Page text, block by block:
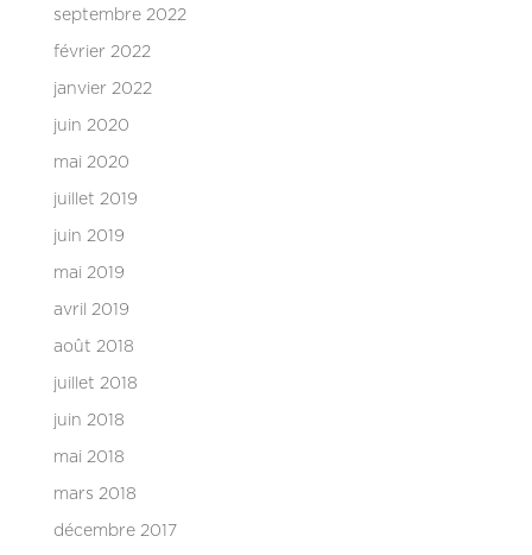
septembre 2022
février 2022
janvier 2022
juin 2020
mai 2020
juillet 2019
juin 2019
mai 2019
avril 2019
août 2018
juillet 2018
juin 2018
mai 2018
mars 2018
décembre 2017